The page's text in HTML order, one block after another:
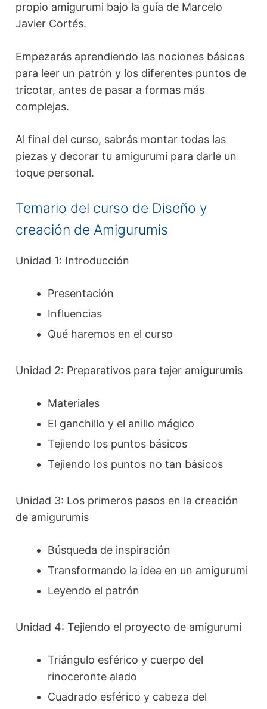
propio amigurumi bajo la guía de Marcelo
Javier Cortés.
Empezarás aprendiendo las nociones básicas
para leer un patrón y los diferentes puntos de
tricotar, antes de pasar a formas más
complejas.
Al final del curso, sabrás montar todas las
piezas y decorar tu amigurumi para darle un
toque personal.
Temario del curso de Diseño y
creación de Amigurumis
Unidad 1: Introducción
Presentación
Influencias
Qué haremos en el curso
Unidad 2: Preparativos para tejer amigurumis
Materiales
El ganchillo y el anillo mágico
Tejiendo los puntos básicos
Tejiendo los puntos no tan básicos
Unidad 3: Los primeros pasos en la creación
de amigurumis
Búsqueda de inspiración
Transformando la idea en un amigurumi
Leyendo el patrón
Unidad 4: Tejiendo el proyecto de amigurumi
Triángulo esférico y cuerpo del
rinoceronte alado
Cuadrado esférico y cabeza del